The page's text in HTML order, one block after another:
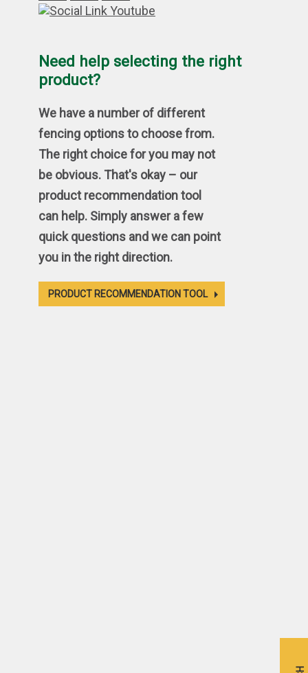
Need help selecting the right
product?
We have a number of different
fencing options to choose from.
The right choice for you may not
be obvious. That's okay – our
product recommendation tool
can help. Simply answer a few
quick questions and we can point
you in the right direction.
PRODUCT RECOMMENDATION TOOL